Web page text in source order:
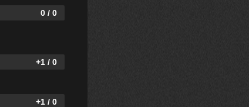
0 / 0
+1 / 0
+1 / 0